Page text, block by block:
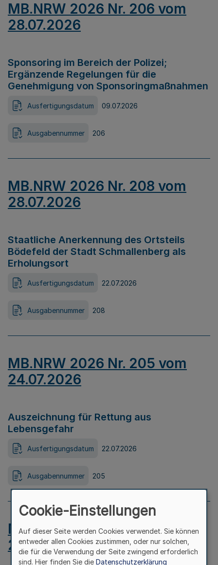
MB.NRW 2026 Nr. 206 vom
28.07.2026
Sponsoring im Bereich der Polizei;
Ergänzende Regelungen für die
Genehmigung von Sponsoringmaßnahmen
Ausfertigungsdatum 09.07.2026
Ausgabennummer 206
MB.NRW 2026 Nr. 208 vom
28.07.2026
Staatliche Anerkennung des Ortsteils
Bödefeld der Stadt Schmallenberg als
Erholungsort
Ausfertigungsdatum 22.07.2026
Ausgabennummer 208
MB.NRW 2026 Nr. 205 vom
24.07.2026
Auszeichnung für Rettung aus
Lebensgefahr
Ausfertigungsdatum 22.07.2026
Ausgabennummer 205
MB.NRW 2026 Nr. 204 vom
24.07.2026
Cookie-Einstellungen
Auf dieser Seite werden Cookies verwendet. Sie können
entweder allen Cookies zustimmen, oder nur solchen,
die für die Verwendung der Seite zwingend erforderlich
sind. Hier finden Sie die Datenschutzerklärung